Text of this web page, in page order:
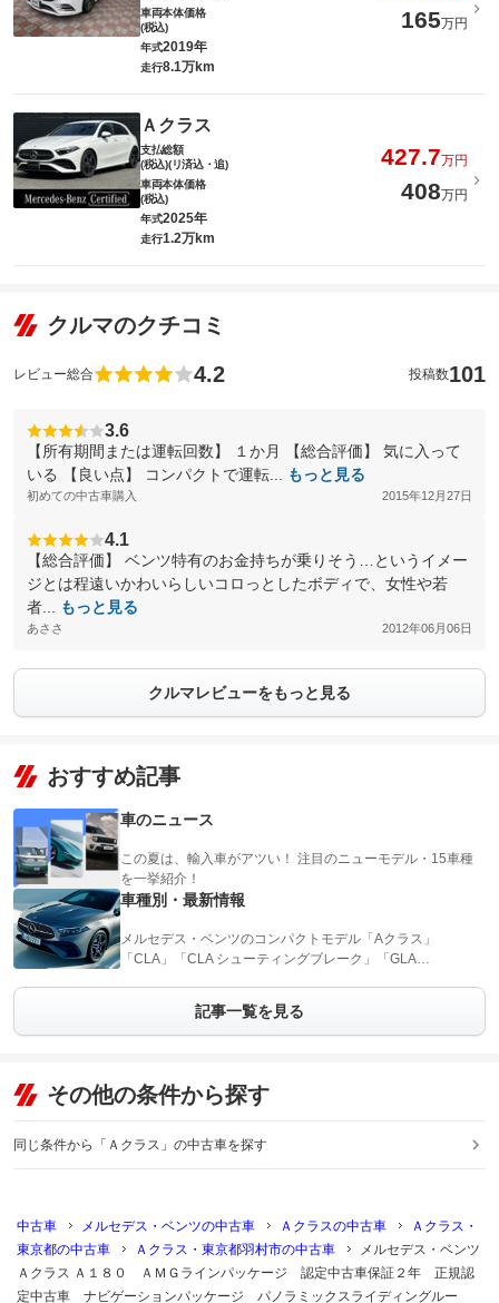
車両本体価格
(税込)
165万円
年式2019年
走行8.1万km
Ａクラス
支払総額
(税込)(リ済込・追)
427.7万円
車両本体価格
(税込)
408万円
年式2025年
走行1.2万km
クルマのクチコミ
レビュー総合 4.2 投稿数101
3.6
【所有期間または運転回数】 １か月 【総合評価】 気に入って
いる 【良い点】 コンパクトで運転...
もっと見る
初めての中古車購入 2015年12月27日
4.1
【総合評価】 ベンツ特有のお金持ちが乗りそう…というイメー
ジとは程遠いかわいらしいコロっとしたボディで、女性や若
者...
もっと見る
あささ 2012年06月06日
クルマレビューをもっと見る
おすすめ記事
車のニュース
この夏は、輸入車がアツい！ 注目のニューモデル・15車種
を一挙紹介！
車種別・最新情報
メルセデス・ベンツのコンパクトモデル「Aクラス」
「CLA」「CLA シューティングブレーク」「GLA…
記事一覧を見る
その他の条件から探す
同じ条件から「Ａクラス」の中古車を探す
中古車 メルセデス・ベンツの中古車 Ａクラスの中古車
Ａクラス・
東京都の中古車
Ａクラス・東京都羽村市の中古車
メルセデス・ベンツ
Ａクラス Ａ１８０ ＡＭＧラインパッケージ 認定中古車保証２年 正規認
定中古車 ナビゲーションパッケージ パノラミックスライディングルー